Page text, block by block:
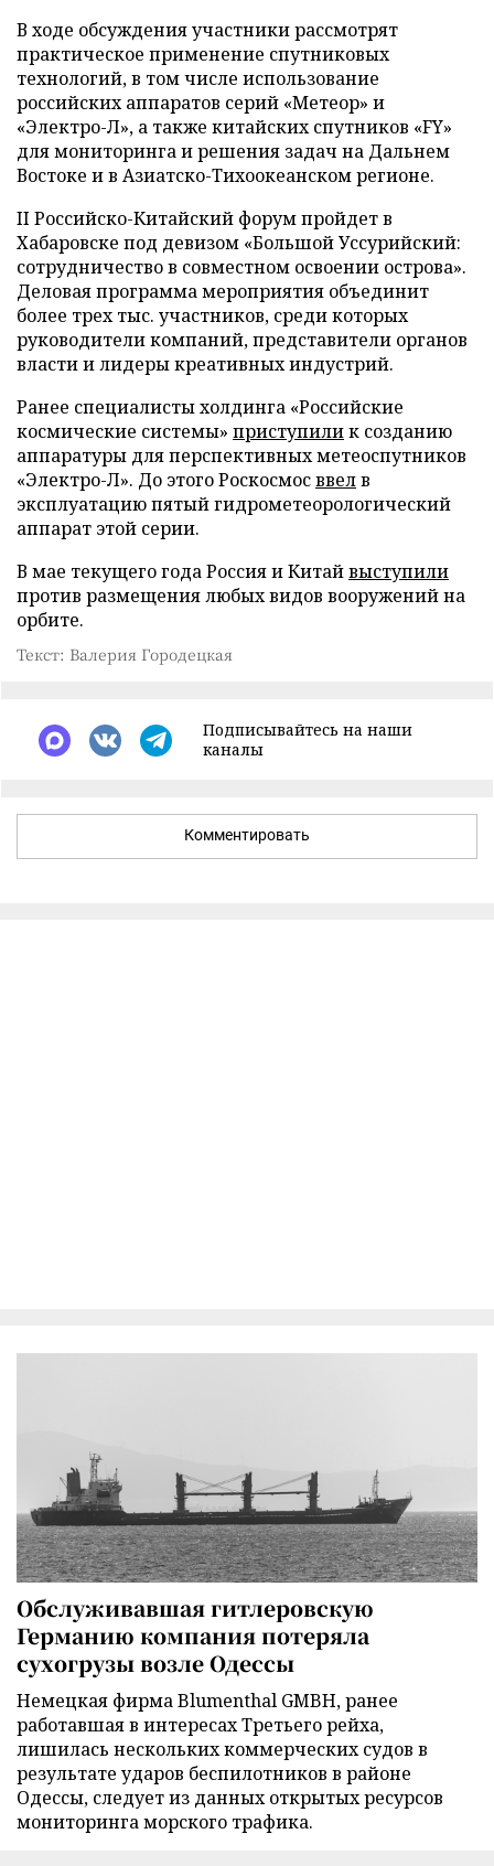
В ходе обсуждения участники рассмотрят
практическое применение спутниковых
технологий, в том числе использование
российских аппаратов серий «Метеор» и
«Электро-Л», а также китайских спутников «FY»
для мониторинга и решения задач на Дальнем
Востоке и в Азиатско-Тихоокеанском регионе.
II Российско-Китайский форум пройдет в
Хабаровске под девизом «Большой Уссурийский:
сотрудничество в совместном освоении острова».
Деловая программа мероприятия объединит
более трех тыс. участников, среди которых
руководители компаний, представители органов
власти и лидеры креативных индустрий.
Ранее специалисты холдинга «Российские
космические системы» приступилик созданию
аппаратуры для перспективных метеоспутников
«Электро-Л». До этого Роскосмосввелв
эксплуатацию пятый гидрометеорологический
аппарат этой серии.
В мае текущего года Россия и Китайвыступили
против размещения любых видов вооружений на
орбите.
Текст: Валерия Городецкая
Подписывайтесь на наши
каналы
Комментировать
Обслуживавшая гитлеровскую
Германию компания потеряла
сухогрузы возле Одессы
Немецкая фирма Blumenthal GMBH, ранее
работавшая в интересах Третьего рейха,
лишилась нескольких коммерческих судов в
результате ударов беспилотников в районе
Одессы, следует из данных открытых ресурсов
мониторинга морского трафика.